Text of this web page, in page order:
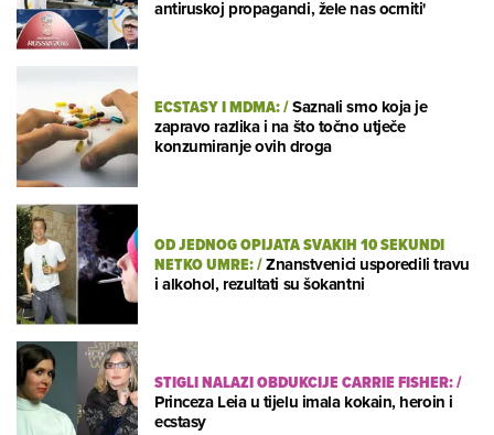
antiruskoj propagandi, žele nas ocrniti'
ECSTASY I MDMA:/Saznali smo koja je
zapravo razlika i na što točno utječe
konzumiranje ovih droga
OD JEDNOG OPIJATA SVAKIH 10 SEKUNDI
NETKO UMRE:/Znanstvenici usporedili travu
i alkohol, rezultati su šokantni
STIGLI NALAZI OBDUKCIJE CARRIE FISHER:/
Princeza Leia u tijelu imala kokain, heroin i
ecstasy